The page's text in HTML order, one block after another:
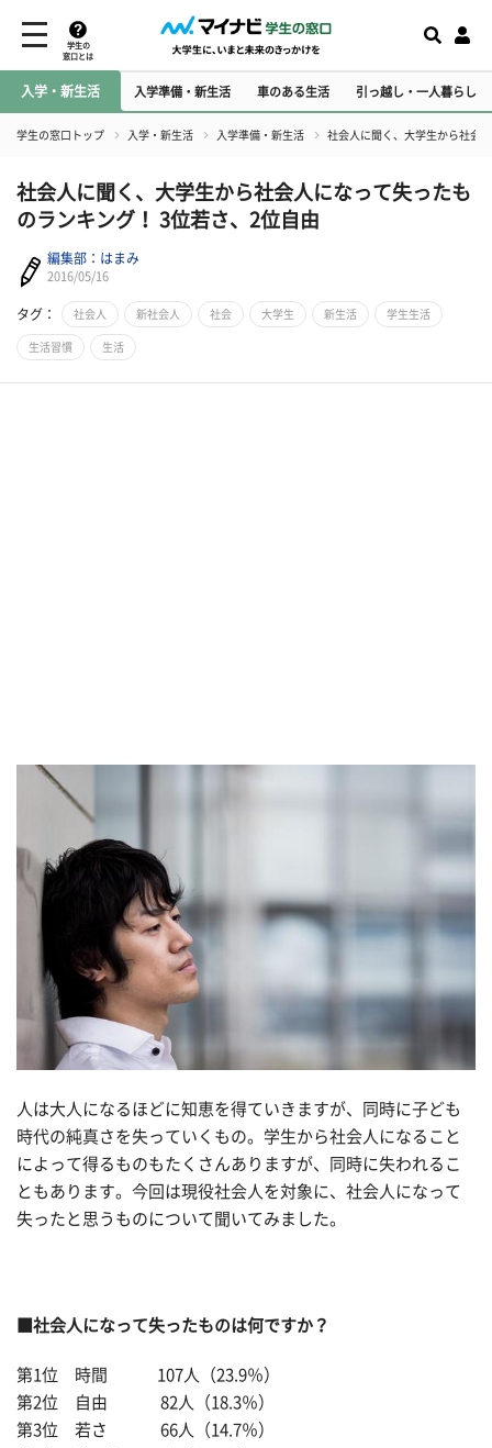
学生の
窓口とは
入学・新生活 入学準備・新生活 車のある生活 引っ越し・一人暮らし
学生の窓口トップ 入学・新生活 入学準備・新生活 社会人に聞く、大学生から社会
社会人に聞く、大学生から社会人になって失ったも
のランキング！ 3位若さ、2位自由
編集部：はまみ
2016/05/16
タグ： 社会人 新社会人 社会 大学生 新生活 学生生活
生活習慣 生活
人は大人になるほどに知恵を得ていきますが、同時に子ども
時代の純真さを失っていくもの。学生から社会人になること
によって得るものもたくさんありますが、同時に失われるこ
ともあります。今回は現役社会人を対象に、社会人になって
失ったと思うものについて聞いてみました。
■社会人になって失ったものは何ですか？
第1位 時間 107人（23.9％）
第2位 自由 82人（18.3％）
第3位 若さ 66人（14.7％）